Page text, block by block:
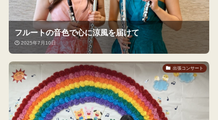
フルートの音色で心に涼風を届けて
2025年7月10日
出張コンサート